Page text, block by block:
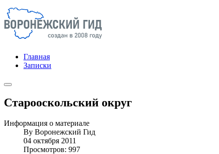
Главная
Записки
Старооскольский округ
Информация о материале
By Воронежский Гид
04 октября 2011
Просмотров: 997